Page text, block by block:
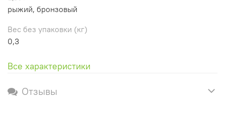
рыжий, бронзовый
Вес без упаковки (кг)
0,3
Все характеристики
Отзывы